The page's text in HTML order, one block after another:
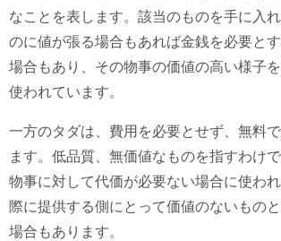
なことを表します。該当のものを手に入
のに値が張る場合もあれば金銭を必要と
場合もあり、その物事の価値の高い様子
使われています。
一方のタダは、費用を必要とせず、無料
ます。低品質、無価値なものを指すわけ
物事に対して代価が必要ない場合に使わ
際に提供する側にとって価値のないもの
場合もあります。